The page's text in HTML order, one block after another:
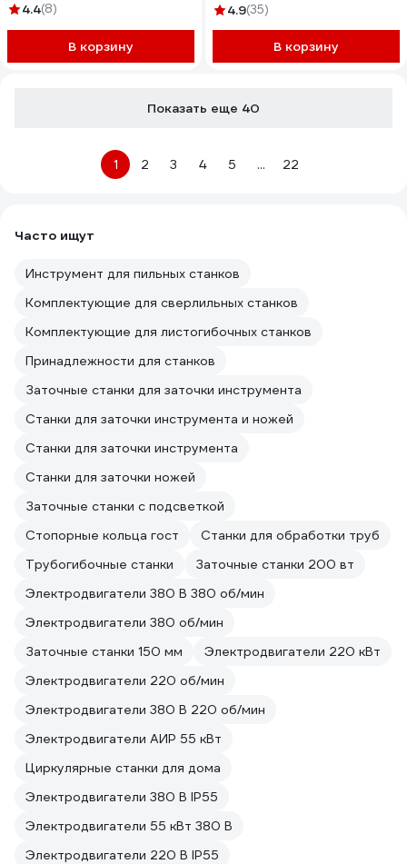
4.4(8)
В корзину
4.9(35)
В корзину
Показать еще 40
1 2 3 4 5 ... 22
Часто ищут
Инструмент для пильных станков
Комплектующие для сверлильных станков
Комплектующие для листогибочных станков
Принадлежности для станков
Заточные станки для заточки инструмента
Станки для заточки инструмента и ножей
Станки для заточки инструмента
Станки для заточки ножей
Заточные станки с подсветкой
Стопорные кольца гост
Станки для обработки труб
Трубогибочные станки
Заточные станки 200 вт
Электродвигатели 380 В 380 об/мин
Электродвигатели 380 об/мин
Заточные станки 150 мм
Электродвигатели 220 кВт
Электродвигатели 220 об/мин
Электродвигатели 380 В 220 об/мин
Электродвигатели АИР 55 кВт
Циркулярные станки для дома
Электродвигатели 380 В IP55
Электродвигатели 55 кВт 380 В
Электродвигатели 220 В IP55